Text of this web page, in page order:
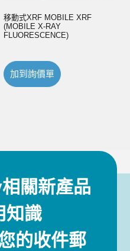
移動式XRF MOBILE XRF
(MOBILE X-RAY
FLUORESCENCE)
加到詢價單
關新產品
知識
的收件郵